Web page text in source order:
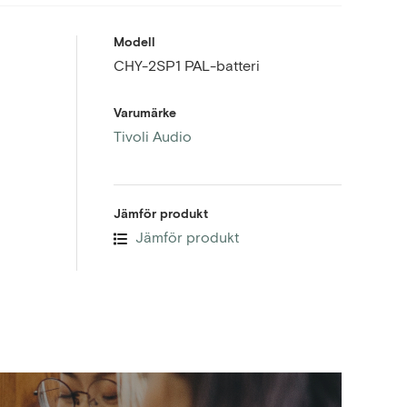
Modell
CHY-2SP1 PAL-batteri
Varumärke
Tivoli Audio
Jämför produkt
Jämför produkt